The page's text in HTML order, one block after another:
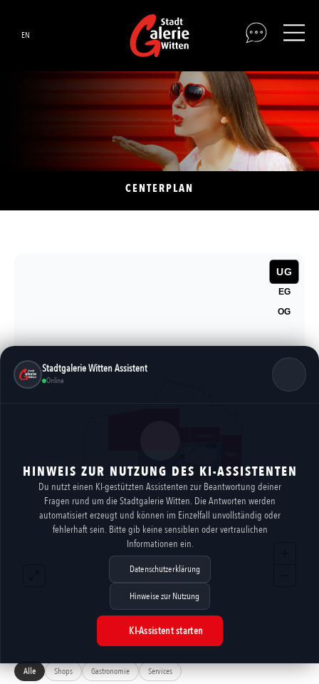
EN
Stadtgalerie Witten Assistent
Online
HINWEIS ZUR NUTZUNG DES KI-ASSISTENTEN
Du nutzt einen KI-gestützten Assistenten zur Beantwortung deiner
Fragen rund um die Stadtgalerie Witten. Die Antworten werden
automatisiert erzeugt und können im Einzelfall unvollständig oder
fehlerhaft sein. Bitte gib keine sensiblen oder vertraulichen
Informationen ein.
Datenschutzerklärung
Hinweise zur Nutzung
KI-Assistent starten
CENTERPLAN
Alle Shops Gastronomie Services